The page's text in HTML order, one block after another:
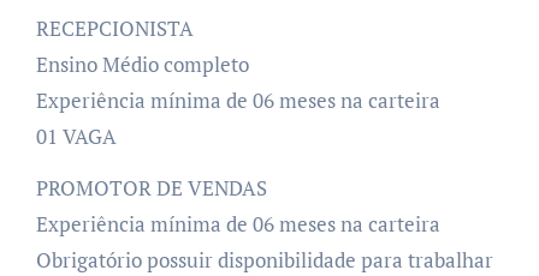
RECEPCIONISTA
Ensino Médio completo
Experiência mínima de 06 meses na carteira
01 VAGA
PROMOTOR DE VENDAS
Experiência mínima de 06 meses na carteira
Obrigatório possuir disponibilidade para trabalhar